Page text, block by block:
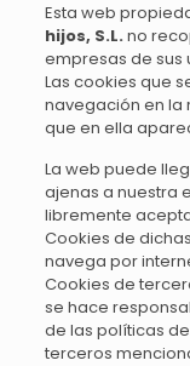
Esta web
hijos, S.L. no
empresas de sus
Las cookies que
navegación en la
que en ella
La web puede
ajenas a nuestra
libremente
Cookies de
navega por
Cookies de
se hace
de las políticas
terceros